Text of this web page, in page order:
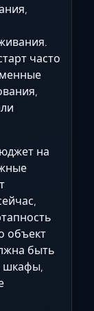
часто
на
объект
быть
шкафы,